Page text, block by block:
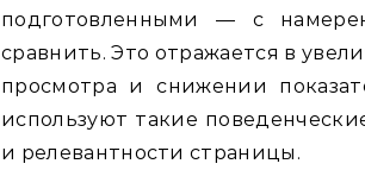
подготовленными — с
сравнить. Это отражается в
просмотра и снижении
используют такие
и релевантности страницы.